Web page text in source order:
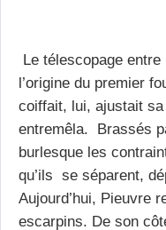
Le télescopage
l’origine du premier
coiffait, lui, ajustait
entremêla. Brassés
burlesque les
qu’ils se séparent,
Aujourd’hui, Pieuvre
escarpins. De son